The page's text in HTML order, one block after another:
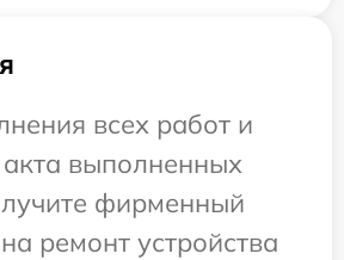
всех работ и
выполненных
фирменный
ремонт устройства